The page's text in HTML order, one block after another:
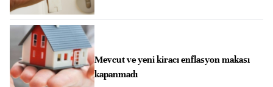
Mevcut ve yeni kiracı enflasyon makası
kapanmadı